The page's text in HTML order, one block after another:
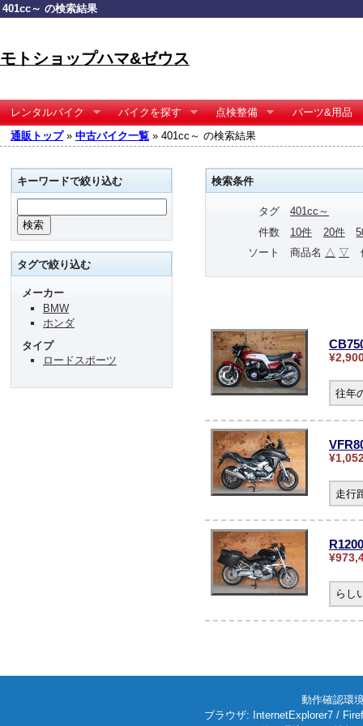
401cc～ の検索結果
モトショップハマ&ゼウス
レンタルバイク バイクを探す 点検整備
パーツ&用品
通販トップ» 中古バイク一覧 » 401cc～ の検索結果
検索条件
タグ
401cc～
件数
10件 20件
ソート
商品名 △ ▽
往年
走行
らし
キーワードで絞り込む
タグで絞り込む
メーカー
BMW
ホンダ
タイプ
ロードスポーツ
動作確認環
ブラウザ: InternetExplorer7 /